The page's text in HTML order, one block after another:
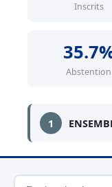
Inscrits
Abstention
1